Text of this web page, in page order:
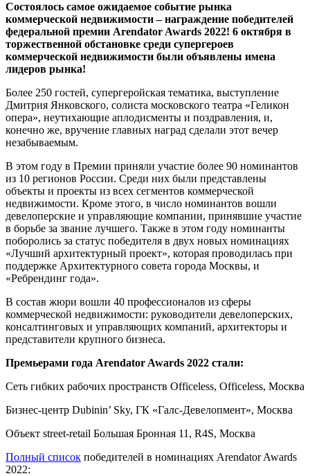
Состоялось самое ожидаемое событие рынка
коммерческой недвижимости – награждение победителей
федеральной премии Arendator Awards 2022! 6 октября в
торжественной обстановке среди супергероев
коммерческой недвижимости были объявлены имена
лидеров рынка!
Более 250 гостей, супергеройская тематика, выступление
Дмитрия Янковского, солиста московского театра «Геликон
опера», неутихающие аплодисменты и поздравления, и,
конечно же, вручение главных наград сделали этот вечер
незабываемым.
В этом году в Премии приняли участие более 90 номинантов
из 10 регионов России. Среди них были представлены
объекты и проекты из всех сегментов коммерческой
недвижимости. Кроме этого, в число номинантов вошли
девелоперские и управляющие компании, принявшие участие
в борьбе за звание лучшего. Также в этом году номинанты
поборолись за статус победителя в двух новых номинациях
«Лучший архитектурный проект», которая проводилась при
поддержке Архитектурного совета города Москвы, и
«Ребрендинг года».
В состав жюри вошли 40 профессионалов из сферы
коммерческой недвижимости: руководители девелоперских,
консалтинговых и управляющих компаний, архитекторы и
представители крупного бизнеса.
Премьерами года Arendator Awards 2022 стали:
Сеть гибких рабочих пространств Officeless, Officeless, Москва
Бизнес-центр Dubinin’ Sky, ГК «Галс-Девелопмент», Москва
Объект street-retail Большая Бронная 11, R4S, Москва
Полный список победителей в номинациях Arendator Awards
2022: